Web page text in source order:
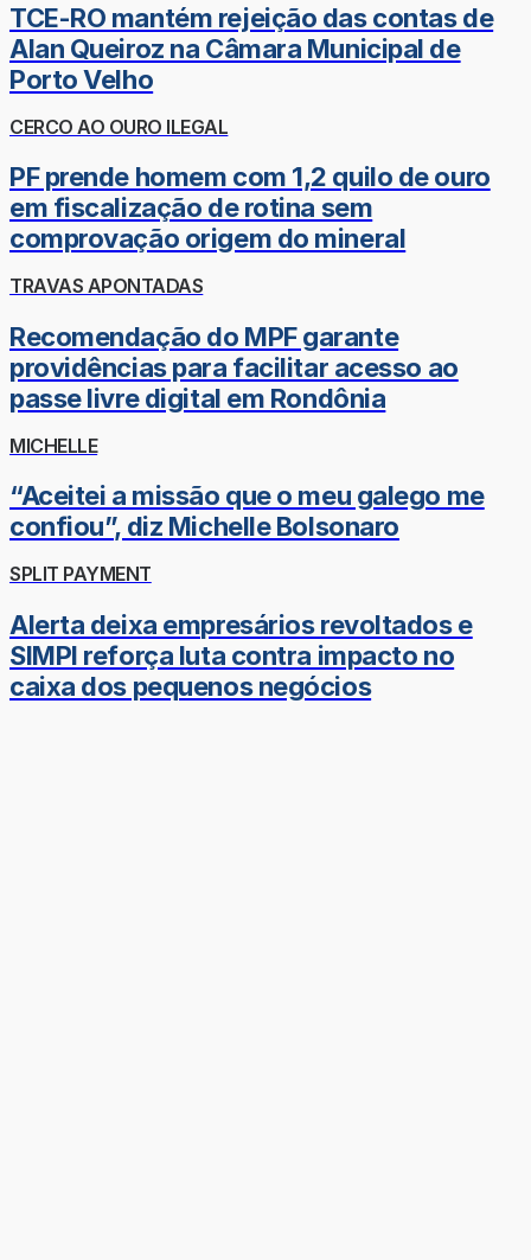
TCE-RO mantém rejeição das contas de
Alan Queiroz na Câmara Municipal de
Porto Velho
CERCO AO OURO ILEGAL
PF prende homem com 1,2 quilo de ouro
em fiscalização de rotina sem
comprovação origem do mineral
TRAVAS APONTADAS
Recomendação do MPF garante
providências para facilitar acesso ao
passe livre digital em Rondônia
MICHELLE
“Aceitei a missão que o meu galego me
confiou”, diz Michelle Bolsonaro
SPLIT PAYMENT
Alerta deixa empresários revoltados e
SIMPI reforça luta contra impacto no
caixa dos pequenos negócios